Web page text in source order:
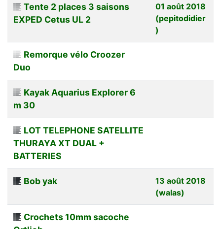
Tente 2 places 3 saisons
EXPED Cetus UL 2
01 août 2018
(pepitodidier
)
Remorque vélo Croozer
Duo
Kayak Aquarius Explorer 6
m 30
LOT TELEPHONE SATELLITE
THURAYA XT DUAL +
BATTERIES
Bob yak
13 août 2018
(walas)
Crochets 10mm sacoche